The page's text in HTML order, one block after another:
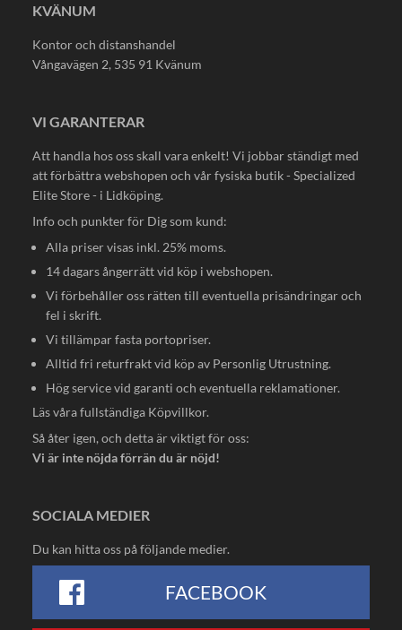
KVÄNUM
Kontor och distanshandel
Vångavägen 2, 535 91 Kvänum
VI GARANTERAR
Att handla hos oss skall vara enkelt! Vi jobbar ständigt med
att förbättra webshopen och vår fysiska butik - Specialized
Elite Store - i Lidköping.
Info och punkter för Dig som kund:
Alla priser visas inkl. 25% moms.
14 dagars ångerrätt vid köp i webshopen.
Vi förbehåller oss rätten till eventuella prisändringar och
fel i skrift.
Vi tillämpar fasta portopriser.
Alltid fri returfrakt vid köp av Personlig Utrustning.
Hög service vid garanti och eventuella reklamationer.
Läs våra fullständiga Köpvillkor.
Så åter igen, och detta är viktigt för oss:
Vi är inte nöjda förrän du är nöjd!
SOCIALA MEDIER
Du kan hitta oss på följande medier.
FACEBOOK